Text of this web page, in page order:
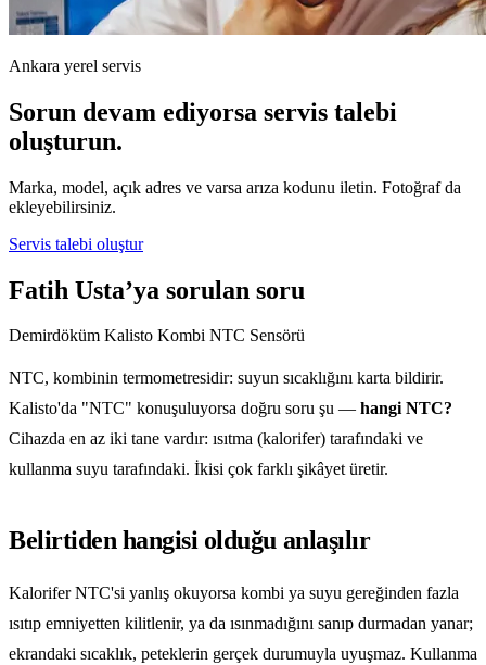
Ankara yerel servis
Sorun devam ediyorsa servis talebi
oluşturun.
Marka, model, açık adres ve varsa arıza kodunu iletin. Fotoğraf da
ekleyebilirsiniz.
Servis talebi oluştur
Fatih Usta’ya sorulan soru
Demirdöküm Kalisto Kombi NTC Sensörü
NTC, kombinin termometresidir: suyun sıcaklığını karta bildirir.
Kalisto'da "NTC" konuşuluyorsa doğru soru şu — hangi NTC?
Cihazda en az iki tane vardır: ısıtma (kalorifer) tarafındaki ve
kullanma suyu tarafındaki. İkisi çok farklı şikâyet üretir.
Belirtiden hangisi olduğu anlaşılır
Kalorifer NTC'si yanlış okuyorsa kombi ya suyu gereğinden fazla
ısıtıp emniyetten kilitlenir, ya da ısınmadığını sanıp durmadan yanar;
ekrandaki sıcaklık, peteklerin gerçek durumuyla uyuşmaz. Kullanma